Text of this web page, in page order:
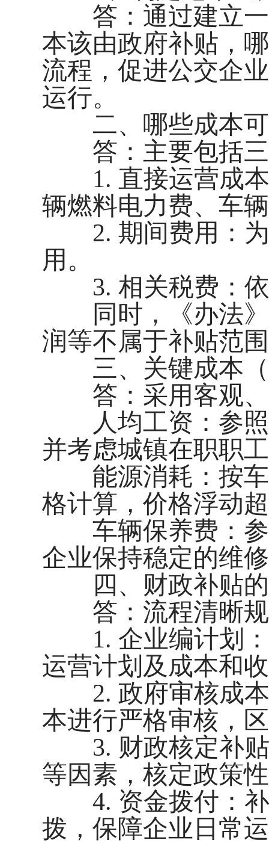
答：通过建立一
本该由政府补贴，
流程，促进公交企
运行。
二、哪些成本
答：主要包括
1. 直接运营成本
辆燃料电力费、车
2. 期间费用：为
用。
3. 相关税费：依
同时，《办法》
润等不属于补贴范
三、关键成本
答：采用客观、
人均工资：参照
并考虑城镇在职职
能源消耗：按车
格计算，价格浮动
车辆保养费：参
企业保持稳定的维
四、财政补贴
答：流程清晰规
1. 企业编计划：
运营计划及成本和
2. 政府审核成本
本进行严格审核，
3. 财政核定补贴
等因素，核定政策
4. 资金拨付：补
拨，保障企业日常